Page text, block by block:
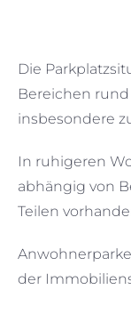
Die
Bereichen
insbesondere
In ruhigeren
abhängig von
Teilen
der